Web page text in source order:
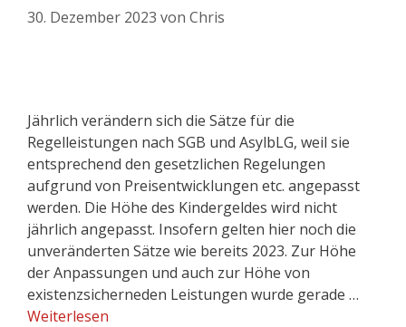
30. Dezember 2023 von Chris
Jährlich verändern sich die Sätze für die
Regelleistungen nach SGB und AsylbLG, weil sie
entsprechend den gesetzlichen Regelungen
aufgrund von Preisentwicklungen etc. angepasst
werden. Die Höhe des Kindergeldes wird nicht
jährlich angepasst. Insofern gelten hier noch die
unveränderten Sätze wie bereits 2023. Zur Höhe
der Anpassungen und auch zur Höhe von
existenzsicherneden Leistungen wurde gerade …
Weiterlesen